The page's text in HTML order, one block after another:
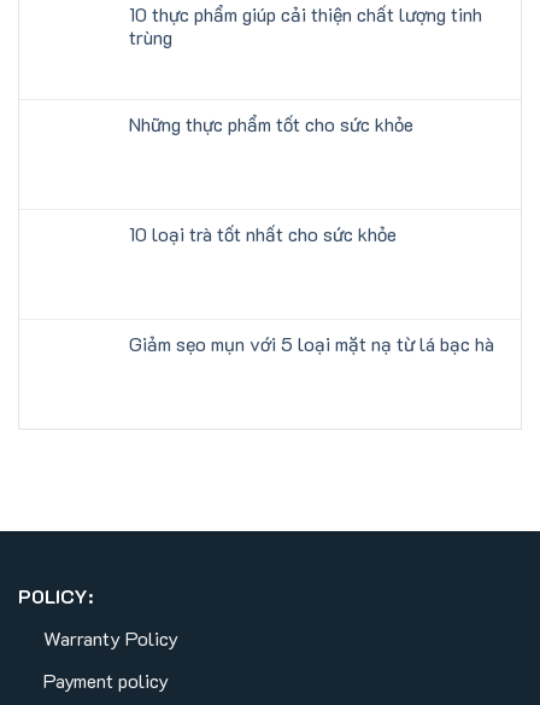
10 thực phẩm giúp cải thiện chất lượng tinh
trùng
Những thực phẩm tốt cho sức khỏe
10 loại trà tốt nhất cho sức khỏe
Giảm sẹo mụn với 5 loại mặt nạ từ lá bạc hà
POLICY:
Warranty Policy
Payment policy